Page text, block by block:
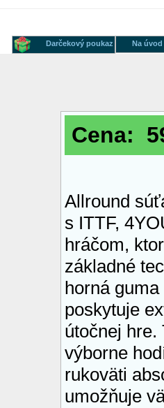
Na úvod
Darčekový poukaz
Cena:
Allround
s ITTF,
hráčom,
základné
horná
poskytuje
útočnej hre.
výborne
rukoväti
umožňuje